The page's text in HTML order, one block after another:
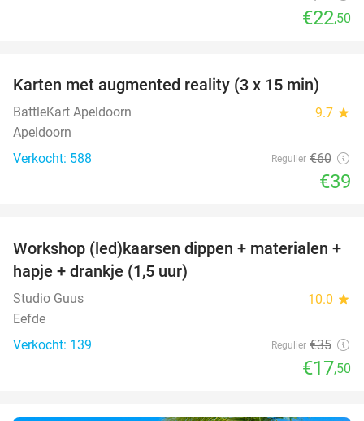
€22,50
35%
Karten met augmented reality (3 x 15 min)
BattleKart Apeldoorn 9.7 star
Apeldoorn
Verkocht: 588
Regulier €60
€39
50%
Workshop (led)kaarsen dippen + materialen +
hapje + drankje (1,5 uur)
Studio Guus 10.0 star
Eefde
Verkocht: 139
Regulier €35
€17,50